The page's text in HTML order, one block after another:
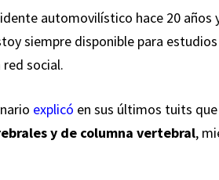
automovilístico hace 20
siempre disponible para
social.
explicó en sus últimos tuits
y de columna vertebral,